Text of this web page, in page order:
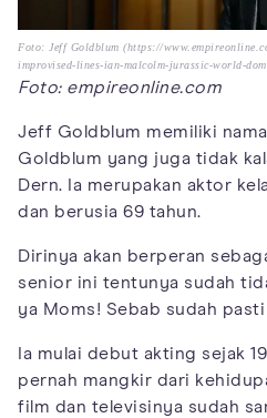
Foto: Jeff Goldblum (https://
improvised-lines-ian-malcolm-jurassic-world-
Foto: empireonline.com
Jeff Goldblum memiliki
Goldblum yang juga tidak
Dern. Ia merupakan aktor
dan berusia 69 tahun.
Dirinya akan berperan
senior ini tentunya sudah
ya Moms! Sebab sudah
Ia mulai debut akting sejak
pernah mangkir dari
film dan televisinya sudah